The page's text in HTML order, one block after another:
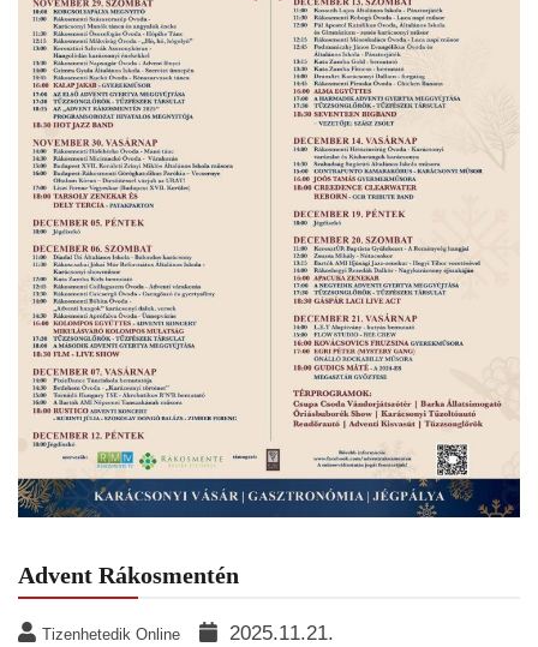
Advent Rákosmentén
Tizenhetedik Online 2025.11.21.